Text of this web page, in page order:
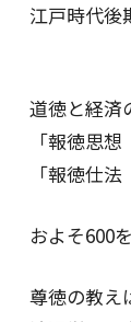
江戸時代後
道徳と経済
「報徳思
「報徳仕
およそ600
尊徳の教え